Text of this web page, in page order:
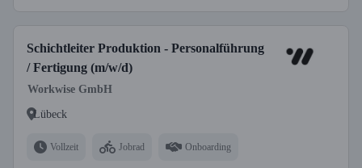
Schichtleiter Produktion - Personalführung
/ Fertigung (m/w/d)
Workwise GmbH
Lübeck
Vollzeit Jobrad Onboarding